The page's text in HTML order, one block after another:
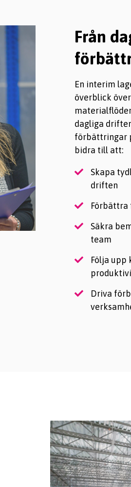
Från
En interim
överblick
dagliga
förbättringar
bidra till att:
Skapa
driften
Förbättra
Säkra
team
Följa upp
Driva